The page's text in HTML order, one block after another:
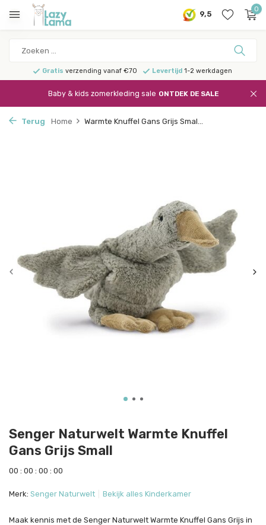
9,5
0
Gratis verzending vanaf €70 Levertijd1-2 werkdagen
Baby & kids zomerkleding sale ONTDEK DE SALE
Terug Home Warmte Knuffel Gans Grijs Smal...
Senger Naturwelt Warmte Knuffel
Gans Grijs Small
00 : 00 : 00 : 00
Merk: Senger Naturwelt Bekijk alles Kinderkamer
Maak kennis met de Senger Naturwelt Warmte Knuffel Gans Grijs in